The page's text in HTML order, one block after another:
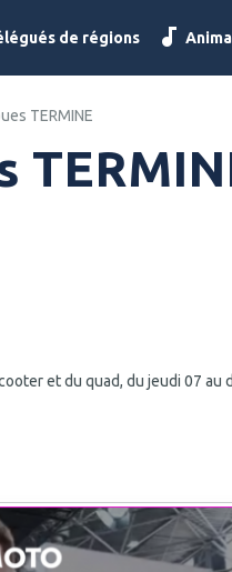
de régions
TERMINE
et du quad, du jeudi 07 au